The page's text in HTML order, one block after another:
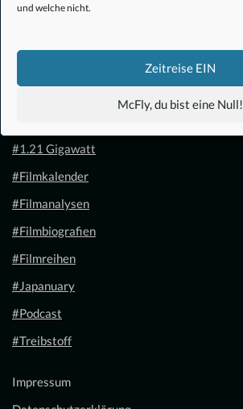
und welche nicht.
Zeitreise EIN
McFly, du bist eine Null!
#1.21 Gigawatt
#Filmkalender
#Filmanalysen
#Filmbiografien
#Filmreihen
#Japanuary
#Podcast
#Treibstoff
Impressum